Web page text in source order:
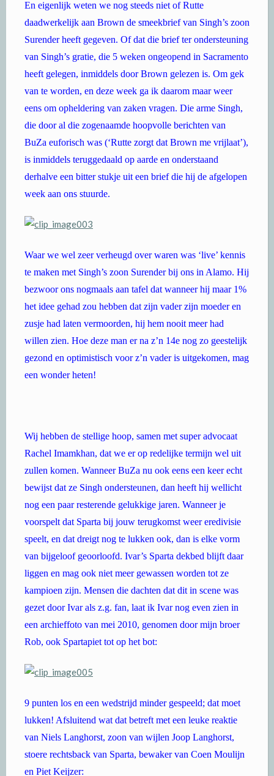
En eigenlijk weten we nog steeds niet of Rutte
daadwerkelijk aan Brown de smeekbrief van Singh’s zoon
Surender heeft gegeven. Of dat die brief ter ondersteuning
van Singh’s gratie, die 5 weken ongeopend in Sacramento
heeft gelegen, inmiddels door Brown gelezen is. Om gek
van te worden, en deze week ga ik daarom maar weer
eens om opheldering van zaken vragen. Die arme Singh,
die door al die zogenaamde hoopvolle berichten van
BuZa euforisch was (‘Rutte zorgt dat Brown me vrijlaat’),
is inmiddels teruggedaald op aarde en onderstaand
derhalve een bitter stukje uit een brief die hij de afgelopen
week aan ons stuurde.
Waar we wel zeer verheugd over waren was ‘live’ kennis
te maken met Singh’s zoon Surender bij ons in Alamo. Hij
bezwoor ons nogmaals aan tafel dat wanneer hij maar 1%
het idee gehad zou hebben dat zijn vader zijn moeder en
zusje had laten vermoorden, hij hem nooit meer had
willen zien. Hoe deze man er na z’n 14e nog zo geestelijk
gezond en optimistisch voor z’n vader is uitgekomen, mag
een wonder heten!
Wij hebben de stellige hoop, samen met super advocaat
Rachel Imamkhan, dat we er op redelijke termijn wel uit
zullen komen. Wanneer BuZa nu ook eens een keer echt
bewijst dat ze Singh ondersteunen, dan heeft hij wellicht
nog een paar resterende gelukkige jaren. Wanneer je
voorspelt dat Sparta bij jouw terugkomst weer eredivisie
speelt, en dat dreigt nog te lukken ook, dan is elke vorm
van bijgeloof geoorloofd. Ivar’s Sparta dekbed blijft daar
liggen en mag ook niet meer gewassen worden tot ze
kampioen zijn. Mensen die dachten dat dit in scene was
gezet door Ivar als z.g. fan, laat ik Ivar nog even zien in
een archieffoto van mei 2010, genomen door mijn broer
Rob, ook Spartapiet tot op het bot:
9 punten los en een wedstrijd minder gespeeld; dat moet
lukken! Afsluitend wat dat betreft met een leuke reaktie
van Niels Langhorst, zoon van wijlen Joop Langhorst,
stoere rechtsback van Sparta, bewaker van Coen Moulijn
en Piet Keijzer: